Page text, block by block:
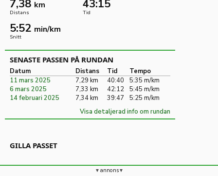
7,38 km
Distans
43:15
Tid
5:52 min/km
Snitt
SENASTE PASSEN PÅ RUNDAN
Datum Distans Tid
Tempo
11 mars 2025
7,29 km 40:40
5:35 m/km
6 mars 2025
7,33 km 42:12
5:45 m/km
14 februari 2025
7,34 km 39:47
5:25 m/km
Visa detaljerad info om rundan
GILLA PASSET
annons